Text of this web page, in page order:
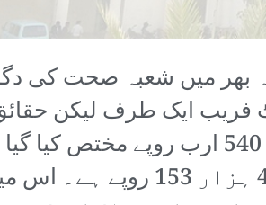
بھر میں شعبہ صحت کی
فریب ایک طرف لیکن
جھٹلانا ناممکن ہے۔ رواں مالی سال میں پنجاب کے لیے شعبہ صحت کا بجٹ 540
اگر عوامی قوت کا اندازہ 13 کروڑ ہے تو صحت کی مد میں فی کس خرچہ